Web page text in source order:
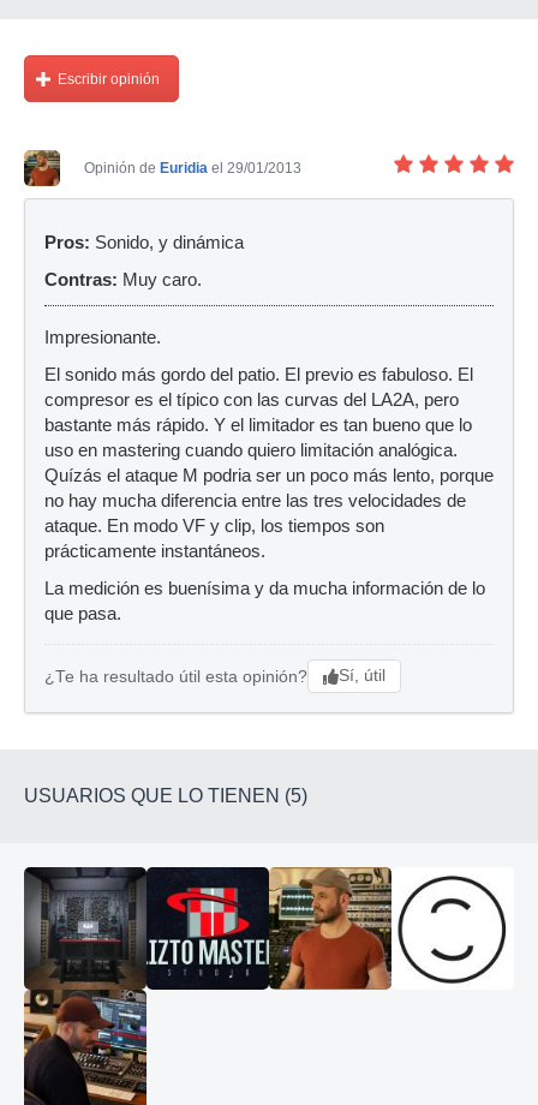
Escribir opinión
Opinión de Euridia el 29/01/2013
Pros: Sonido, y dinámica
Contras: Muy caro.
Impresionante.
El sonido más gordo del patio. El previo es fabuloso. El
compresor es el típico con las curvas del LA2A, pero
bastante más rápido. Y el limitador es tan bueno que lo
uso en mastering cuando quiero limitación analógica.
Quízás el ataque M podria ser un poco más lento, porque
no hay mucha diferencia entre las tres velocidades de
ataque. En modo VF y clip, los tiempos son
prácticamente instantáneos.
La medición es buenísima y da mucha información de lo
que pasa.
¿Te ha resultado útil esta opinión? Sí, útil
USUARIOS QUE LO TIENEN (5)